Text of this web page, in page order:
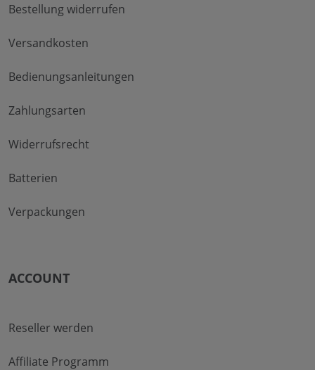
Bestellung widerrufen
Versandkosten
Bedienungsanleitungen
Zahlungsarten
Widerrufsrecht
Batterien
Verpackungen
ACCOUNT
Reseller werden
Affiliate Programm